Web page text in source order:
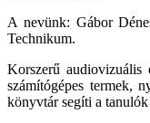
A nevünk: Gábor
Technikum.
Korszerű audiovizuális
számítógépes termek,
könyvtár segíti a tanulók